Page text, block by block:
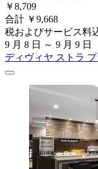
￥8,709
合計 ￥9,668
税およびサービス料
9 月 8 日 ～ 9 月 9 日
ディヴィヤ ストラ